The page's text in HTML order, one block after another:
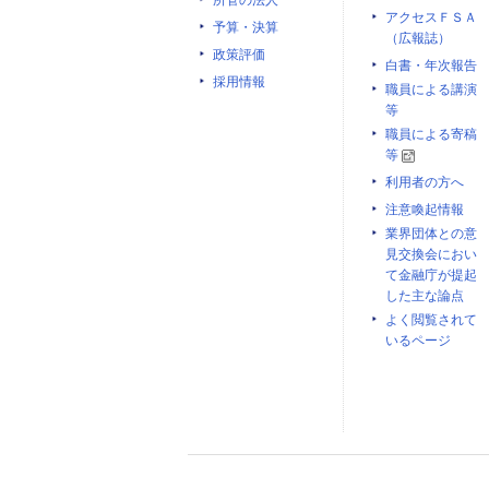
予算・決算
政策評価
採用情報
アクセスＦＳＡ
（広報誌）
白書・年次報告
職員による講演
等
職員による寄稿
等
利用者の方へ
注意喚起情報
業界団体との意
見交換会におい
て金融庁が提起
した主な論点
よく閲覧されて
いるページ